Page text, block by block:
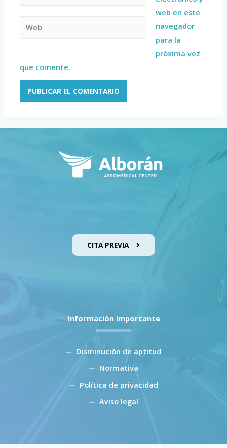
web en este
navegador
para la
próxima vez
que comente.
CITA PREVIA
Información importante
Disminución de aptitud
Normativa
Política de privacidad
Aviso legal